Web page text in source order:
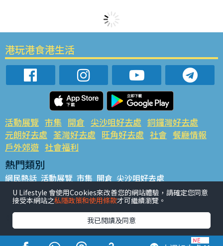
港玩港食港生活
活動展覽 市集 開倉 尖沙咀好去處 銅鑼灣好去處
元朗好去處 荃灣好去處 旺角好去處 社會 餐廳情報
戶外郊遊 社會福利
熱門類別
網民熱話 活動展覽 市集 開倉 尖沙咀好去處
銅鑼灣好去處 元朗好去處 荃灣好去處 旺角好去處 社會
餐廳情報 戶外郊遊
熱門標籤
#UGO搵好去處 #人氣活動推介 #美食社群熱話
U Lifestyle 會使用Cookies來改善您的網站體驗，請確定您同意
接受本網站之私隱政策和使用條款才可繼續瀏覽。
我已閱讀及同意